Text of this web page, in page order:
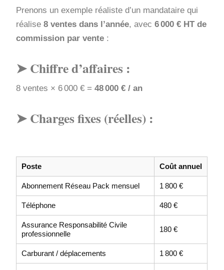
Prenons un exemple réaliste d’un mandataire qui
réalise8 ventes dans l’année, avec6 000 € HT de
commission par vente :
➤ Chiffre d’affaires :
8 ventes × 6 000 € =48 000 € / an
➤ Charges fixes (réelles) :
Poste Coût annuel
Abonnement Réseau Pack mensuel 1 800 €
Téléphone 480 €
Assurance Responsabilité Civile
professionnelle
180 €
Carburant / déplacements 1 800 €